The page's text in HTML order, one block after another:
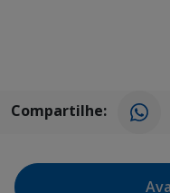
Compartilhe: